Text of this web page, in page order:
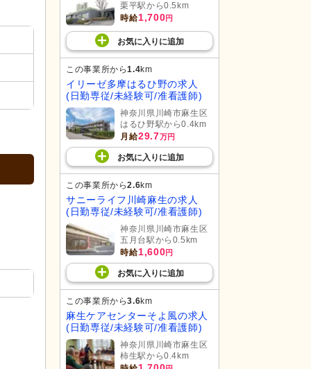
栗平駅から0.5km
時給1,700円
お気に入り に追加
この事業所から1.4km
イリーゼ多摩はるひ野の求人
(日勤専従/未経験可/准看護師)
神奈川県川崎市麻生区
はるひ野駅から0.4km
月給29.7万円
お気に入り に追加
この事業所から2.6km
サニーライフ川崎麻生の求人
(日勤専従/未経験可/准看護師)
神奈川県川崎市麻生区
五月台駅から0.5km
時給1,600円
お気に入り に追加
この事業所から3.6km
麻生ケアセンターそよ風の求人
(日勤専従/未経験可/准看護師)
神奈川県川崎市麻生区
柿生駅から0.4km